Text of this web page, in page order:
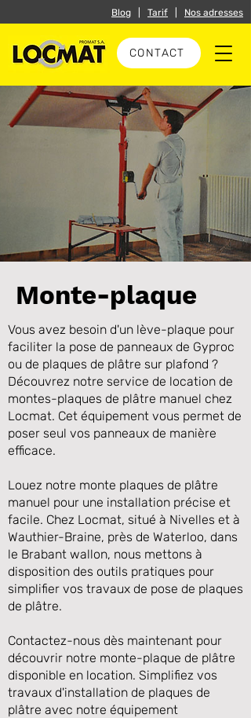
CONTACT
Blog Tarif Nos adresses
Précédente Suivante
Monte-plaque
Vous avez besoin d'un lève-plaque pour
faciliter la pose de panneaux de Gyproc
ou de plaques de plâtre sur plafond ?
Découvrez notre service de location de
montes-plaques de plâtre manuel chez
Locmat. Cet équipement vous permet de
poser seul vos panneaux de manière
efficace.
Louez notre monte plaques de plâtre
manuel pour une installation précise et
facile. Chez Locmat, situé à Nivelles et à
Wauthier-Braine, près de Waterloo, dans
le Brabant wallon, nous mettons à
disposition des outils pratiques pour
simplifier vos travaux de pose de plaques
de plâtre.
Contactez-nous dès maintenant pour
découvrir notre monte-plaque de plâtre
disponible en location. Simplifiez vos
travaux d'installation de plaques de
plâtre avec notre équipement